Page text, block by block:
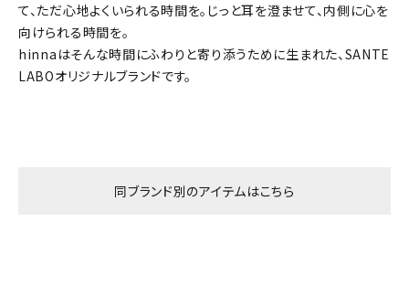
て、ただ心地よくいられる時間を。じっと耳を澄ませて、内側に心を
向けられる時間を。
hinnaはそんな時間にふわりと寄り添うために生まれた、SANTE
LABOオリジナルブランドです。
同ブランド別のアイテムはこちら